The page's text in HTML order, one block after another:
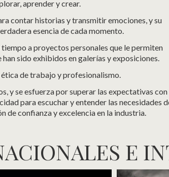
aprender y crear.
contar historias y transmitir emociones, y su
esencia de cada momento.
a proyectos personales que le permiten
sido exhibidos en galerías y exposiciones.
ética de trabajo y profesionalismo.
y se esfuerza por superar las expectativas con
para escuchar y entender las necesidades
de confianza y excelencia en la industria.
E